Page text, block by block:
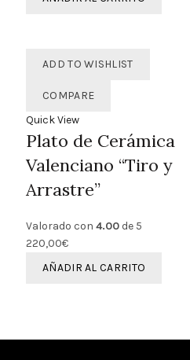
ADD TO WISHLIST
COMPARE
Quick View
Plato de Cerámica
Valenciano “Tiro y
Arrastre”
Valorado con 4.00 de 5
220,00€
AÑADIR AL CARRITO